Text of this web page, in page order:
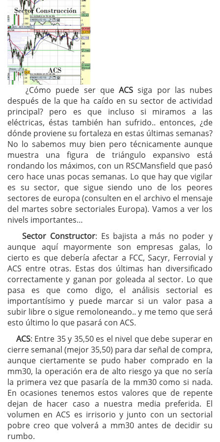
¿Cómo puede ser que ACS siga por las nubes
después de la que ha caído en su sector de actividad
principal? pero es que incluso si miramos a las
eléctricas, éstas también han sufrido.. entonces, ¿de
dónde proviene su fortaleza en estas últimas semanas?
No lo sabemos muy bien pero técnicamente aunque
muestra una figura de triángulo expansivo está
rondando los máximos, con un RSCMansfield que pasó
cero hace unas pocas semanas. Lo que hay que vigilar
es su sector, que sigue siendo uno de los peores
sectores de europa (consulten en el archivo el mensaje
del martes sobre sectoriales Europa). Vamos a ver los
nivels importantes…
Sector Constructor: Es bajista a más no poder y
aunque aquí mayormente son empresas galas, lo
cierto es que debería afectar a FCC, Sacyr, Ferrovial y
ACS entre otras. Estas dos últimas han diversificado
correctamente y ganan por goleada al sector. Lo que
pasa es que como digo, el análisis sectorial es
importantísimo y puede marcar si un valor pasa a
subir libre o sigue remoloneando.. y me temo que será
esto último lo que pasará con ACS.
ACS: Entre 35 y 35,50 es el nivel que debe superar en
cierre semanal (mejor 35,50) para dar señal de compra,
aunque ciertamente se pudo haber comprado en la
mm30, la operación era de alto riesgo ya que no sería
la primera vez que pasaría de la mm30 como si nada.
En ocasiones tenemos estos valores que de repente
dejan de hacer caso a nuestra media preferida. El
volumen en ACS es irrisorio y junto con un sectorial
pobre creo que volverá a mm30 antes de decidir su
rumbo.